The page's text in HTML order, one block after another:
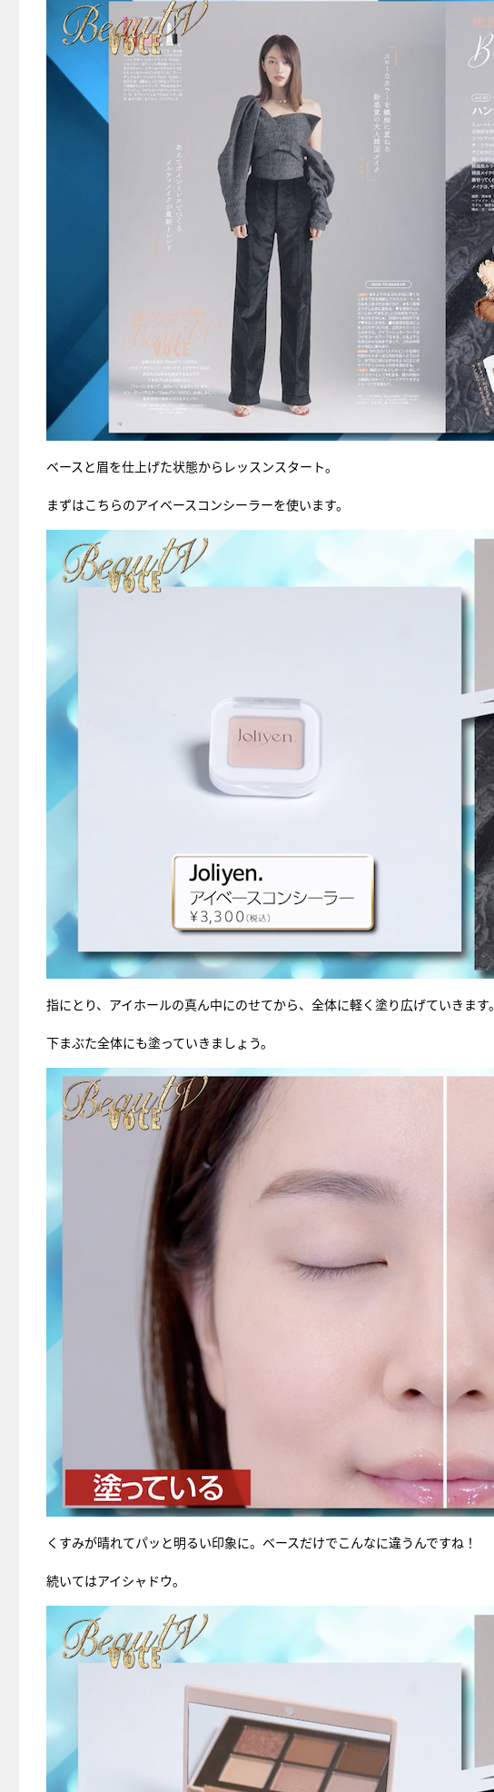
ベースと眉を仕上げた状態からレッスンスタート。
まずはこちらのアイベースコンシーラーを使います。
指にとり、アイホールの真ん中にのせてから、全体に軽く塗り広げていきます。
下まぶた全体にも塗っていきましょう。
くすみが晴れてパッと明るい印象に。ベースだけでこんなに違うんですね！
続いてはアイシャドウ。